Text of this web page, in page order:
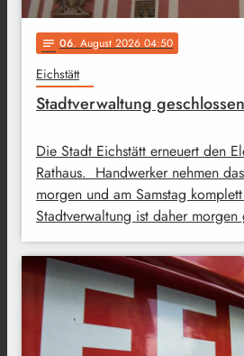
notes 06. August 2026 04:50
Eichstätt
Stadtverwaltung geschlossen
Die Stadt Eichstätt erneuert den
Rathaus. Handwerker nehmen
morgen und am Samstag
Stadtverwaltung ist daher